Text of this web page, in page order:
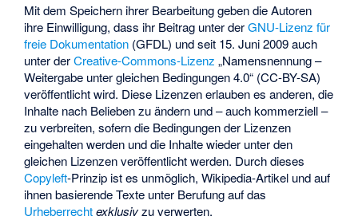
Mit dem Speichern ihrer Bearbeitung geben die Autoren
ihre Einwilligung, dass ihr Beitrag unter derGNU-Lizenz für
freie Dokumentation (GFDL) und seit 15. Juni 2009 auch
unter derCreative-Commons-Lizenz „Namensnennung –
Weitergabe unter gleichen Bedingungen 4.0“ (CC-BY-SA)
veröffentlicht wird. Diese Lizenzen erlauben es anderen, die
Inhalte nach Belieben zu ändern und – auch kommerziell –
zu verbreiten, sofern die Bedingungen der Lizenzen
eingehalten werden und die Inhalte wieder unter den
gleichen Lizenzen veröffentlicht werden. Durch dieses
Copyleft-Prinzip ist es unmöglich, Wikipedia-Artikel und auf
ihnen basierende Texte unter Berufung auf das
Urheberrecht exklusivzu verwerten.